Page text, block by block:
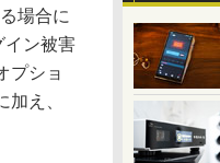
場合に
イン被害
プショ
え、